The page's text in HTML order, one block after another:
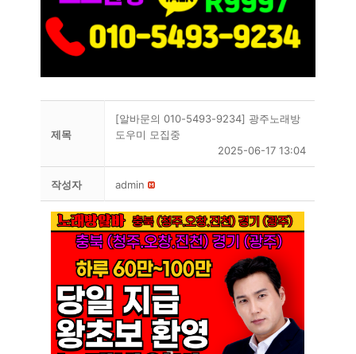
제목
[알바문의 010-5493-9234] 광주노래방
도우미 모집중
2025-06-17 13:04
작성자 admin